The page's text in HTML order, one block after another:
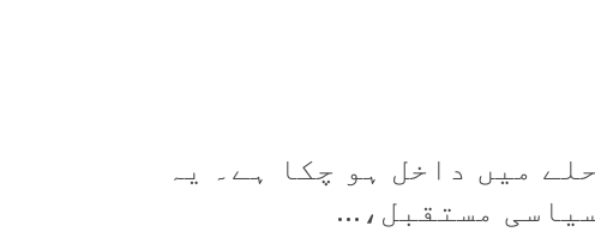
میں داخل ہو چکا ہے۔ یہ
مستقبل،...